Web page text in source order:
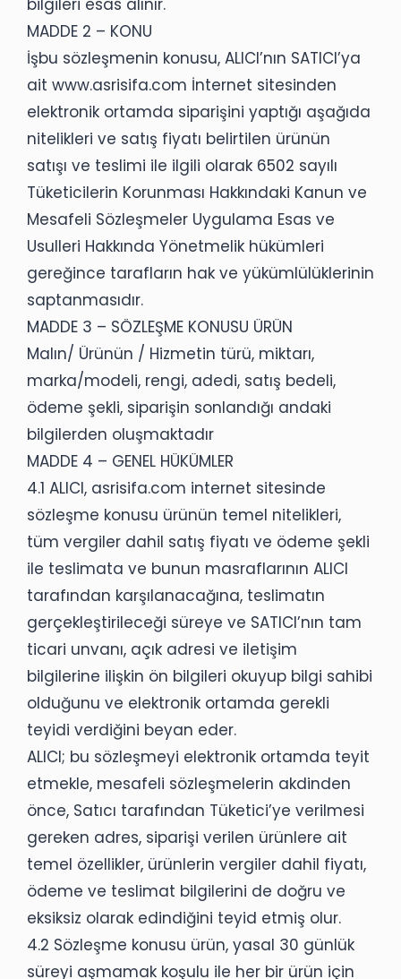
bilgileri esas alınır.
MADDE 2 – KONU
İşbu sözleşmenin konusu, ALICI’nın SATICI’ya
ait www.asrisifa.com İnternet sitesinden
elektronik ortamda siparişini yaptığı aşağıda
nitelikleri ve satış fiyatı belirtilen ürünün
satışı ve teslimi ile ilgili olarak 6502 sayılı
Tüketicilerin Korunması Hakkındaki Kanun ve
Mesafeli Sözleşmeler Uygulama Esas ve
Usulleri Hakkında Yönetmelik hükümleri
gereğince tarafların hak ve yükümlülüklerinin
saptanmasıdır.
MADDE 3 – SÖZLEŞME KONUSU ÜRÜN
Malın/ Ürünün / Hizmetin türü, miktarı,
marka/modeli, rengi, adedi, satış bedeli,
ödeme şekli, siparişin sonlandığı andaki
bilgilerden oluşmaktadır
MADDE 4 – GENEL HÜKÜMLER
4.1 ALICI, asrisifa.com internet sitesinde
sözleşme konusu ürünün temel nitelikleri,
tüm vergiler dahil satış fiyatı ve ödeme şekli
ile teslimata ve bunun masraflarının ALICI
tarafından karşılanacağına, teslimatın
gerçekleştirileceği süreye ve SATICI’nın tam
ticari unvanı, açık adresi ve iletişim
bilgilerine ilişkin ön bilgileri okuyup bilgi sahibi
olduğunu ve elektronik ortamda gerekli
teyidi verdiğini beyan eder.
ALICI; bu sözleşmeyi elektronik ortamda teyit
etmekle, mesafeli sözleşmelerin akdinden
önce, Satıcı tarafından Tüketici’ye verilmesi
gereken adres, siparişi verilen ürünlere ait
temel özellikler, ürünlerin vergiler dahil fiyatı,
ödeme ve teslimat bilgilerini de doğru ve
eksiksiz olarak edindiğini teyid etmiş olur.
4.2 Sözleşme konusu ürün, yasal 30 günlük
süreyi aşmamak koşulu ile her bir ürün için